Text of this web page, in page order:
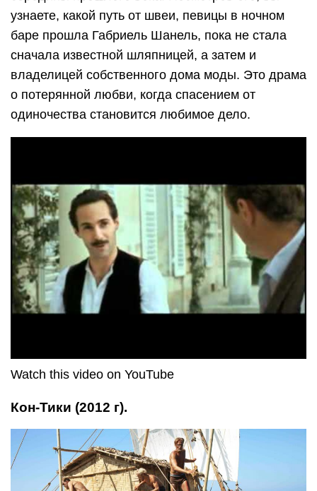
узнаете, какой путь от швеи, певицы в ночном
баре прошла Габриель Шанель, пока не стала
сначала известной шляпницей, а затем и
владелицей собственного дома моды. Это драма
о потерянной любви, когда спасением от
одиночества становится любимое дело.
Watch this video on YouTube
Кон-Тики (2012 г).